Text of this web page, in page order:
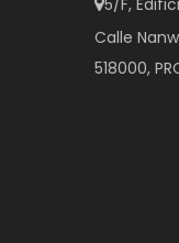
5/F,
Calle
518000,